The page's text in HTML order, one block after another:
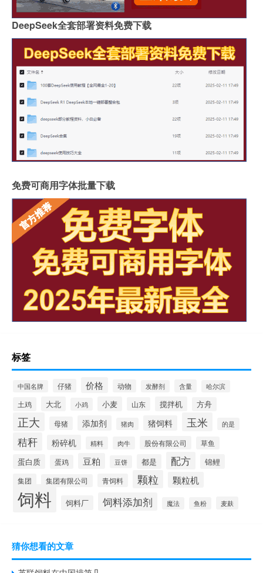
DeepSeek全套部署资料免费下载
免费可商用字体批量下载
标签
中国名牌 仔猪 价格 动物 发酵剂 含量 哈尔滨
土鸡 大北 小鸡 小麦 山东 搅拌机 方舟
正大 母猪 添加剂 猪肉 猪饲料 玉米 的是
秸秆 粉碎机 精料 肉牛 股份有限公司 草鱼
蛋白质 蛋鸡 豆粕 豆饼 都是 配方 锦鲤
集团 集团有限公司 青饲料 颗粒 颗粒机
饲料 饲料厂 饲料添加剂 魔法 鱼粉 麦麸
猜你想看的文章